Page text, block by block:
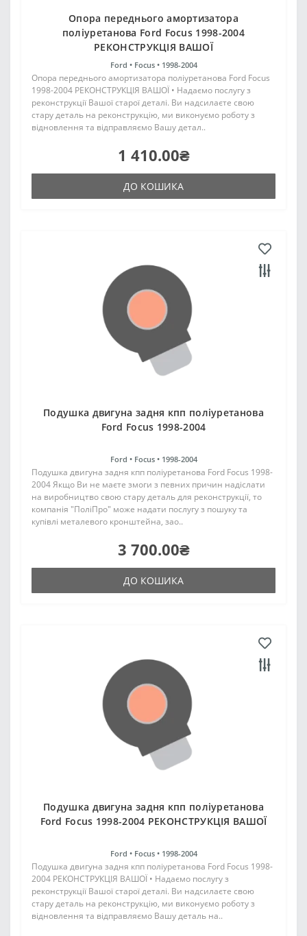
Опора переднього амортизатора
поліуретанова Ford Focus 1998-2004
РЕКОНСТРУКЦІЯ ВАШОЇ
Ford • Focus • 1998-2004
Опора переднього амортизатора поліуретанова Ford Focus
1998-2004 РЕКОНСТРУКЦІЯ ВАШОЇ • Надаємо послугу з
реконструкції Вашої старої деталі. Ви надсилаєте свою
стару деталь на реконструкцію, ми виконуємо роботу з
відновлення та відправляємо Вашу детал..
1 410.00₴
ДО КОШИКА
Подушка двигуна задня кпп поліуретанова
Ford Focus 1998-2004
Ford • Focus • 1998-2004
Подушка двигуна задня кпп поліуретанова Ford Focus 1998-
2004 Якщо Ви не маєте змоги з певних причин надіслати
на виробництво свою стару деталь для реконструкції, то
компанія "ПоліПро" може надати послугу з пошуку та
купівлі металевого кронштейна, зао..
3 700.00₴
ДО КОШИКА
Подушка двигуна задня кпп поліуретанова
Ford Focus 1998-2004 РЕКОНСТРУКЦІЯ ВАШОЇ
Ford • Focus • 1998-2004
Подушка двигуна задня кпп поліуретанова Ford Focus 1998-
2004 РЕКОНСТРУКЦІЯ ВАШОЇ • Надаємо послугу з
реконструкції Вашої старої деталі. Ви надсилаєте свою
стару деталь на реконструкцію, ми виконуємо роботу з
відновлення та відправляємо Вашу деталь на..